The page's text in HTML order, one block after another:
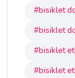
#bisiklet
#bisiklet
#bisiklet
#bisiklet